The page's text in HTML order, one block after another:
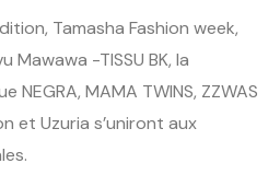
Tamasha Fashion week,
Mawawa -TISSU BK, la
MAMA TWINS, ZZWAS
et Uzuria s’uniront aux